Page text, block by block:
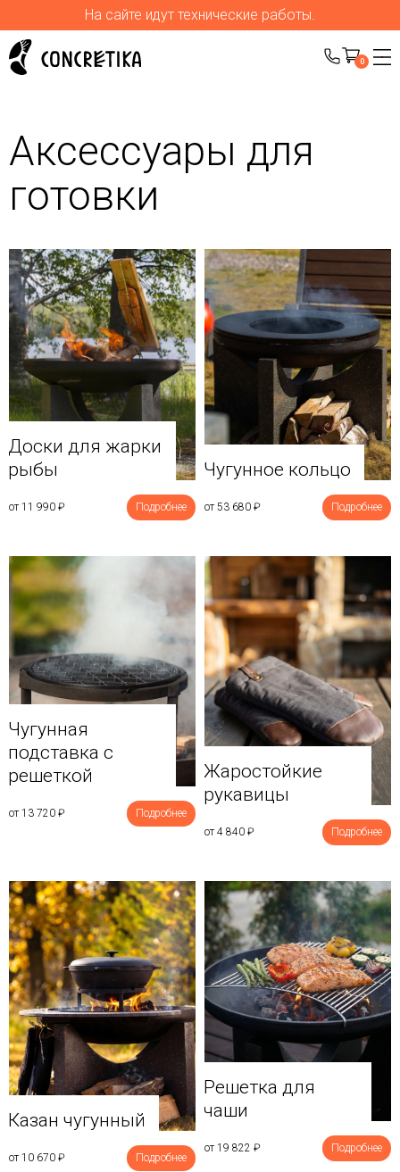
На сайте идут технические работы.
0
Аксессуары для
готовки
Доски для жарки
рыбы
от 11 990 ₽ Подробнее
Чугунное кольцо
от 53 680 ₽ Подробнее
Чугунная
подставка с
решеткой
от 13 720 ₽ Подробнее
Жаростойкие
рукавицы
от 4 840 ₽ Подробнее
Казан чугунный
от 10 670 ₽ Подробнее
Решетка для
чаши
от 19 822 ₽ Подробнее